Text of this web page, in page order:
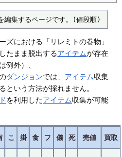
編集するページです。(値段順)
ズにおける「リレミトの巻物」
たまま脱出するアイテムが存在
例外）、
ダンジョンでは、 アイテム収集
という方法が採れません。
を利用したアイテム収集が可能
こ 掛 食 フ 儀 死 売値 買取